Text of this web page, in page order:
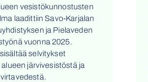
vesistökunnostusten
laadittiin Savo-Karjalan
ja Pielaveden
vuonna 2025.
selvitykset
järvivesistöstä ja